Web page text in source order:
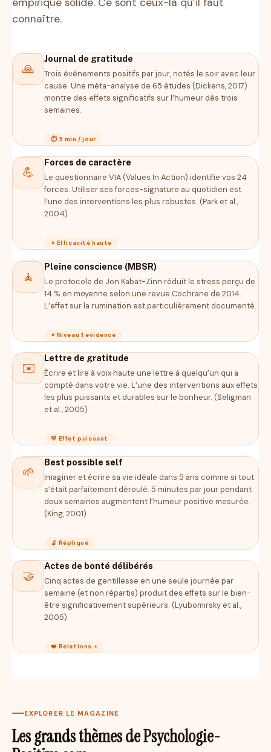
connaître.
🙏
Journal de gratitude
Trois événements positifs par jour, notés le soir avec leur
cause. Une méta-analyse de 65 études (Dickens, 2017)
montre des effets significatifs sur l’humeur dès trois
semaines.
⏱ 5 min / jour
💪
Forces de caractère
Le questionnaire VIA (Values In Action) identifie vos 24
forces. Utiliser ses forces-signature au quotidien est
l’une des interventions les plus robustes. (Park et al.,
2004)
⭐ Efficacité haute
🧘
Pleine conscience (MBSR)
Le protocole de Jon Kabat-Zinn réduit le stress perçu de
14 % en moyenne selon une revue Cochrane de 2014.
L’effet sur la rumination est particulièrement documenté.
⭐ Niveau 1 evidence
✉️
Lettre de gratitude
Écrire et lire à voix haute une lettre à quelqu’un qui a
compté dans votre vie. L’une des interventions aux effets
les plus puissants et durables sur le bonheur. (Seligman
et al., 2005)
💛 Effet puissant
🌱
Best possible self
Imaginer et écrire sa vie idéale dans 5 ans comme si tout
s’était parfaitement déroulé. 5 minutes par jour pendant
deux semaines augmentent l’humeur positive mesurée.
(King, 2001)
🔬 Répliqué
🤝
Actes de bonté délibérés
Cinq actes de gentillesse en une seule journée par
semaine (et non répartis) produit des effets sur le bien-
être significativement supérieurs. (Lyubomirsky et al.,
2005)
❤️ Relations +
EXPLORER LE MAGAZINE
Les grands thèmes de Psychologie-